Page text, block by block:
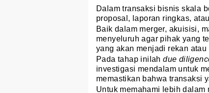
Dalam transaksi bisnis skala
proposal, laporan ringkas,
Baik dalam merger, akuisisi,
menyeluruh agar pihak yang
yang akan menjadi rekan atau
Pada tahap inilahdue
investigasi mendalam untuk
memastikan bahwa transaksi
Untuk memahami lebih